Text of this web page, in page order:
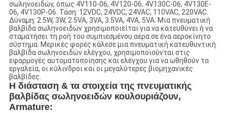
σωληνοειδών, όπως 4V110-06, 4V120-06, 4V130C-06, 4V130E-
06, 4V130P-06. Τάση: 12VDC, 24VDC, 24VAC, 110VAC, 220VAC.
Δύναμη: 2.5W, 3W, 2.5VA, 3VA, 3.5VA, 4VA, 5VA. Μια πνευματική
βαλβίδα σωληνοειδών χρησιμοποιείται για να κατευθύνει ή να
σταματήσει τη ροή του συμπιεσμένου αέρα σε ένα αεροκίνητο
σύστημα. Μερικές φορές κάλεσε μια πνευματική κατευθυντική
βαλβίδα σωληνοειδών ελέγχου, χρησιμοποιούνται στις
εφαρμογές αυτοματοποίησης και ελέγχου για να ωθηθούν τα
εργαλεία, οι κύλινδροι και οι μεγαλύτερες βιομηχανικές
βαλβίδες.
Η διάσταση & τα στοιχεία της πνευματικής
βαλβίδας σωληνοειδώνκουλουριάζουν,
Armature: